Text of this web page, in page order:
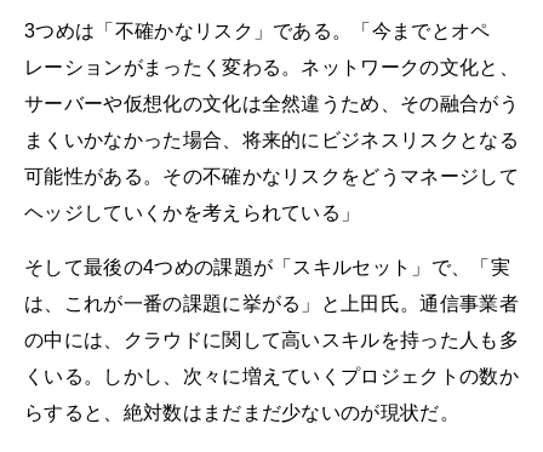
3つめは「不確かなリスク」である。「今までとオペ
レーションがまったく変わる。ネットワークの文化と、
サーバーや仮想化の文化は全然違うため、その融合がう
まくいかなかった場合、将来的にビジネスリスクとなる
可能性がある。その不確かなリスクをどうマネージして
ヘッジしていくかを考えられている」
そして最後の4つめの課題が「スキルセット」で、「実
は、これが一番の課題に挙がる」と上田氏。通信事業者
の中には、クラウドに関して高いスキルを持った人も多
くいる。しかし、次々に増えていくプロジェクトの数か
らすると、絶対数はまだまだ少ないのが現状だ。